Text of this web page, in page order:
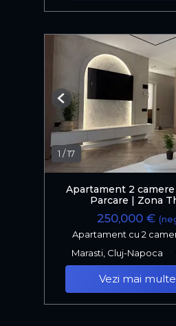
1 /17
Previous
Apartament 2 camere
Parcare | Zona
250,000 €
Apartament cu 2
Marasti, Cluj-Napoca
Vezi mai